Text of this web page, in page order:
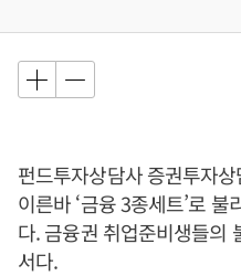
펀드투자상담사 증권투자
이른바 ‘금융 3종세트’로
다. 금융권 취업준비생들의
서다.